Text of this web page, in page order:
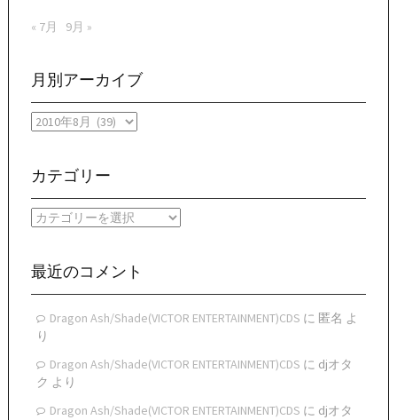
« 7月 9月 »
月別アーカイブ
月
ー
イ
ブ
カテゴリー
カ
リ
最近のコメント
Dragon Ash/Shade(VICTOR ENTERTAINMENT)CDS に 匿名 よ
り
Dragon Ash/Shade(VICTOR ENTERTAINMENT)CDS に djオタ
ク より
Dragon Ash/Shade(VICTOR ENTERTAINMENT)CDS に djオタ